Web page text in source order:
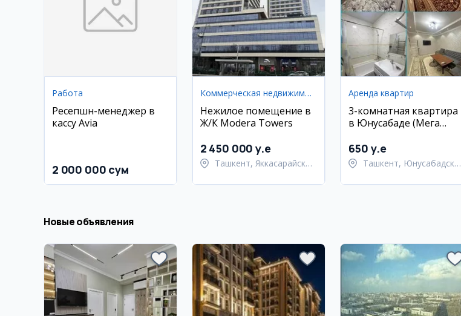
Работа
Ресепшн-менеджер в
кассу Avia
2 000 000 сум
Коммерческая недвижимость
Нежилое помещение в
Ж/К Modera Towers
2 450 000 y.e
Ташкент, Яккасарайский
Аренда квартир
3-комнатная квартира
в Юнусабаде (Мега
650 y.e
Ташкент, Юнусабадский
Новые объявления